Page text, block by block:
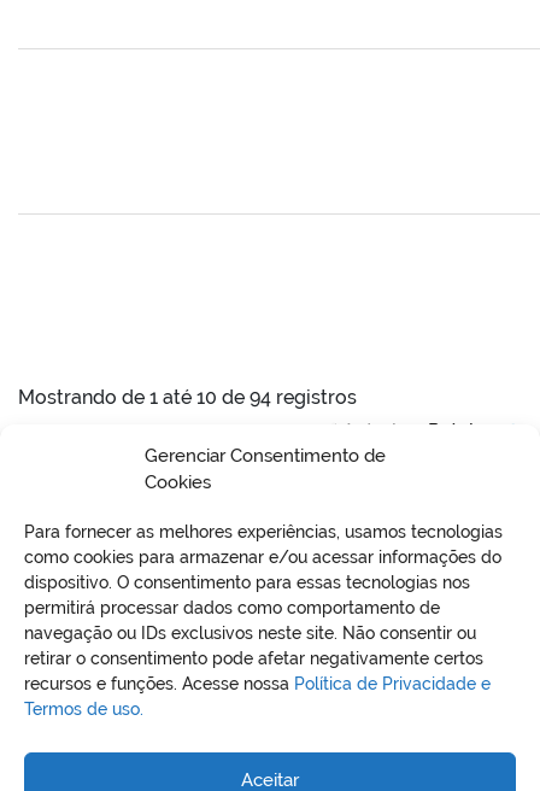
Gerenciar Consentimento de
Cookies
Para fornecer as melhores experiências, usamos tecnologias
como cookies para armazenar e/ou acessar informações do
dispositivo. O consentimento para essas tecnologias nos
permitirá processar dados como comportamento de
navegação ou IDs exclusivos neste site. Não consentir ou
retirar o consentimento pode afetar negativamente certos
recursos e funções. Acesse nossa Política de Privacidade e
Termos de uso.
Aceitar
Mostrando de 1 até 10 de 94 registros
Anterior
Próximo